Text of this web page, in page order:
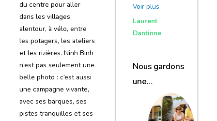
du centre pour aller
dans les villages
alentour, à vélo, entre
les potagers, les ateliers
et les rizières. Ninh Binh
n’est pas seulement une
belle photo : c’est aussi
une campagne vivante,
avec ses barques, ses
pistes tranquilles et ses
Voir plus
Laurent
Dantinne
Nous gardons
une
excellente
impression de